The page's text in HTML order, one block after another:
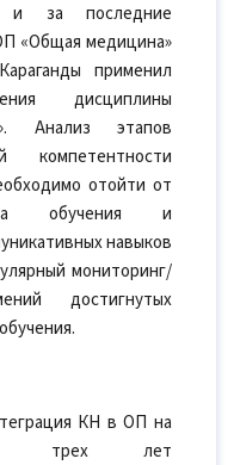
и за последние
«Общая медицина»
применил
дисциплины
Анализ этапов
компетентности
отойти от
обучения и
навыков
мониторинг/
достигнутых
КН в ОП на
трех лет